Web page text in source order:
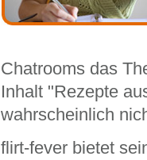
Chatrooms das
Inhalt "Rezepte
wahrscheinlich
flirt-fever bietet